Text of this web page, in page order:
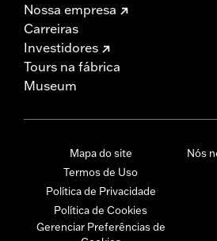
Nossa empresa
Carreiras
Investidores
Tours na fábrica
Museum
Mapa do site
Termos de Uso
Política de Privacidade
Política de Cookies
Gerenciar Preferências de
Nós